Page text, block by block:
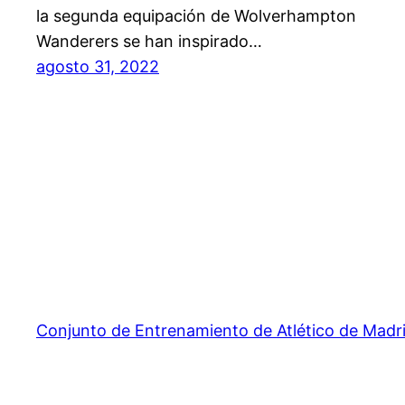
la segunda equipación de Wolverhampton
Wanderers se han inspirado…
agosto 31, 2022
Conjunto de Entrenamiento de Atlético de